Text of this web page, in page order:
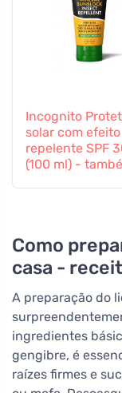
Incognito
solar com efeito
repelente SPF
(100 ml) -
Como
casa -
A preparação do
ingredientes
gengibre, é
raízes firmes e